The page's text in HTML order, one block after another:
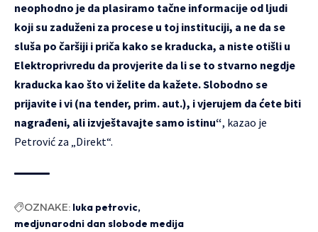
neophodno je da plasiramo tačne informacije od ljudi
koji su zaduženi za procese u toj instituciji, a ne da se
sluša po čaršiji i priča kako se kraducka, a niste otišli u
Elektroprivredu da provjerite da li se to stvarno negdje
kraducka kao što vi želite da kažete. Slobodno se
prijavite i vi (na tender, prim. aut.), i vjerujem da ćete biti
nagrađeni, ali izvještavajte samo istinu“, kazao je
Petrović za „Direkt“.
OZNAKE: luka petrovic
medjunarodni dan slobode medija